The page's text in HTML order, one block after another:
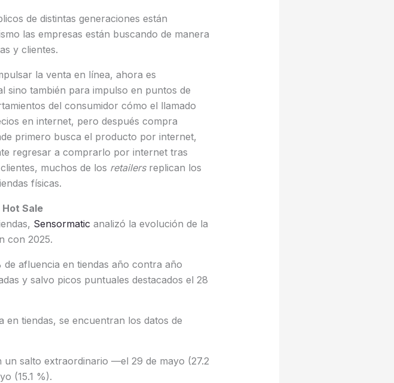
de distintas generaciones están
las empresas están buscando de manera
y clientes.
la venta en línea, ahora es
sino también para impulso en puntos de
del consumidor cómo el llamado
en internet, pero después compra
primero busca el producto por internet,
regresar a comprarlo por internet tras
muchos de los retailers replican los
físicas.
Sale
Sensormatic analizó la evolución de la
con 2025.
afluencia en tiendas año contra año
y salvo picos puntuales destacados el 28
en tiendas, se encuentran los datos de
salto extraordinario —el 29 de mayo (27.2
(15.1 %).